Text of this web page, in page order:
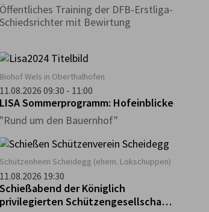
Öffentliches Training der DFB-Erstliga-
Schiedsrichter mit Bewirtung
Biohof Wels in Oberthalhofen
11.08.2026 09:30 - 11:00
LISA Sommerprogramm: Hofeinblicke
"Rund um den Bauernhof"
Schützenheim Scheidegg (ehem. Lokschuppen)
11.08.2026 19:30
Schießabend der Königlich
privilegierten Schützengesellschaft